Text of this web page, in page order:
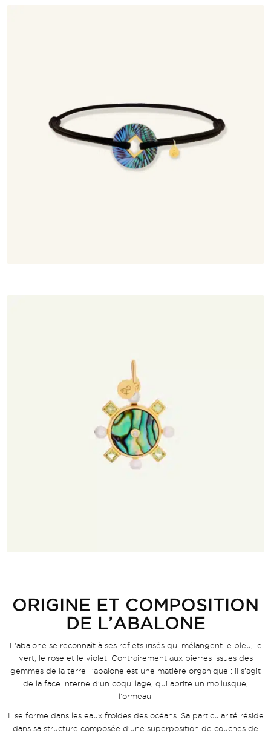
ORIGINE ET COMPOSITION
DE L’ABALONE
L’abalone se reconnaît à ses reflets irisés qui mélangent le bleu, le
vert, le rose et le violet. Contrairement aux pierres issues des
gemmes de la terre, l’abalone est une matière organique : il s’agit
de la face interne d’un coquillage, qui abrite un mollusque,
l’ormeau.
Il se forme dans les eaux froides des océans. Sa particularité réside
dans sa structure composée d’une superposition de couches de